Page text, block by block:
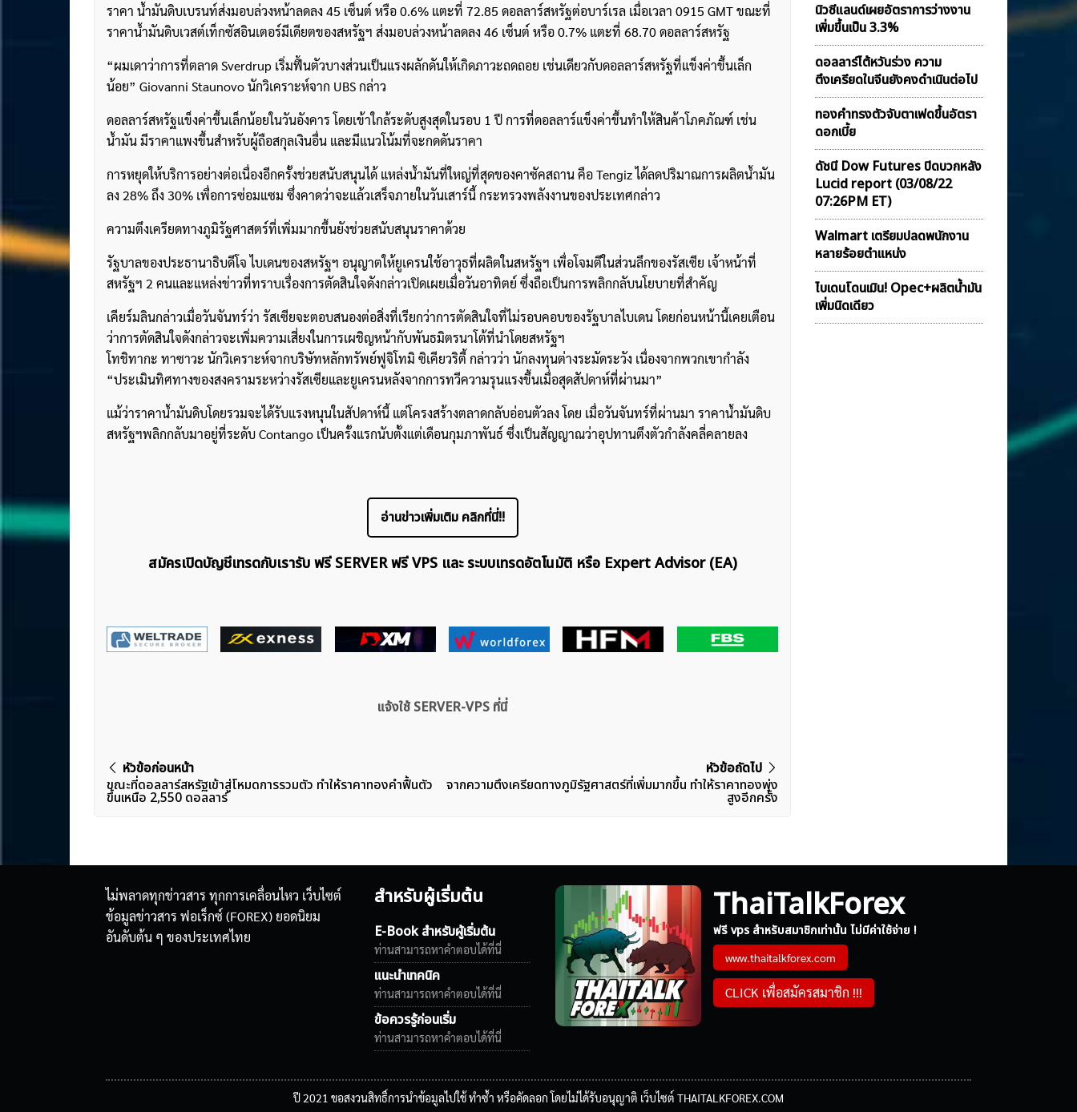
ค้นหา
ราคา น้ำมันดิบเบรนท์ส่งมอบล่วงหน้าลดลง 45 เซ็นต์ หรือ 0.6% แตะที่ 72.85 ดอลลาร์สหรัฐต่อบาร์เรล เมื่อเวลา 0915 GMT ขณะที่
ราคาน้ำมันดิบเวสต์เท็กซัสอินเตอร์มีเดียตของสหรัฐฯ ส่งมอบล่วงหน้าลดลง 46 เซ็นต์ หรือ 0.7% แตะที่ 68.70 ดอลลาร์สหรัฐ
“ผมเดาว่าการที่ตลาด Sverdrup เริ่มฟื้นตัวบางส่วนเป็นแรงผลักดันให้เกิดภาวะถดถอย เช่นเดียวกับดอลลาร์สหรัฐที่แข็งค่าขึ้นเล็ก
น้อย” Giovanni Staunovo นักวิเคราะห์จาก UBS กล่าว
ดอลลาร์สหรัฐแข็งค่าขึ้นเล็กน้อยในวันอังคาร โดยเข้าใกล้ระดับสูงสุดในรอบ 1 ปี การที่ดอลลาร์แข็งค่าขึ้นทำให้สินค้าโภคภัณฑ์ เช่น
น้ำมัน มีราคาแพงขึ้นสำหรับผู้ถือสกุลเงินอื่น และมีแนวโน้มที่จะกดดันราคา
การหยุดให้บริการอย่างต่อเนื่องอีกครั้งช่วยสนับสนุนได้ แหล่งน้ำมันที่ใหญ่ที่สุดของคาซัคสถาน คือ Tengiz ได้ลดปริมาณการผลิตน้ำมัน
ลง 28% ถึง 30% เพื่อการซ่อมแซม ซึ่งคาดว่าจะแล้วเสร็จภายในวันเสาร์นี้ กระทรวงพลังงานของประเทศกล่าว
ความตึงเครียดทางภูมิรัฐศาสตร์ที่เพิ่มมากขึ้นยังช่วยสนับสนุนราคาด้วย
รัฐบาลของประธานาธิบดีโจ ไบเดนของสหรัฐฯ อนุญาตให้ยูเครนใช้อาวุธที่ผลิตในสหรัฐฯ เพื่อโจมตีในส่วนลึกของรัสเซีย เจ้าหน้าที่
สหรัฐฯ 2 คนและแหล่งข่าวที่ทราบเรื่องการตัดสินใจดังกล่าวเปิดเผยเมื่อวันอาทิตย์ ซึ่งถือเป็นการพลิกกลับนโยบายที่สำคัญ
เคียร์มลินกล่าวเมื่อวันจันทร์ว่า รัสเซียจะตอบสนองต่อสิ่งที่เรียกว่าการตัดสินใจที่ไม่รอบคอบของรัฐบาลไบเดน โดยก่อนหน้านี้เคยเตือน
ว่าการตัดสินใจดังกล่าวจะเพิ่มความเสี่ยงในการเผชิญหน้ากับพันธมิตรนาโต้ที่นำโดยสหรัฐฯ
โทชิทากะ ทาซาวะ นักวิเคราะห์จากบริษัทหลักทรัพย์ฟูจิโทมิ ซิเคียวริตี้ กล่าวว่า นักลงทุนต่างระมัดระวัง เนื่องจากพวกเขากำลัง
“ประเมินทิศทางของสงครามระหว่างรัสเซียและยูเครนหลังจากการทวีความรุนแรงขึ้นเมื่อสุดสัปดาห์ที่ผ่านมา”
แม้ว่าราคาน้ำมันดิบโดยรวมจะได้รับแรงหนุนในสัปดาห์นี้ แต่โครงสร้างตลาดกลับอ่อนตัวลง โดย เมื่อวันจันทร์ที่ผ่านมา ราคาน้ำมันดิบ
สหรัฐฯพลิกกลับมาอยู่ที่ระดับ Contango เป็นครั้งแรกนับตั้งแต่เดือนกุมภาพันธ์ ซึ่งเป็นสัญญาณว่าอุปทานตึงตัวกำลังคลี่คลายลง
อ่านข่าวเพิ่มเติม คลิกที่นี่!!
สมัครเปิดบัญชีเทรดกับเรารับ ฟรี SERVER ฟรี VPS และ ระบบเทรดอัตโนมัติ หรือ Expert Advisor (EA)
แจ้งใช้ SERVER-VPS ที่นี่
แนะแนว
เรื่อง
หัวข้อก่อนหน้า
ขณะที่ดอลลาร์สหรัฐเข้าสู่โหมดการรวมตัว ทำให้ราคาทองคำฟื้นตัว
ขึ้นเหนือ 2,550 ดอลลาร์
หัวข้อถัดไป
จากความตึงเครียดทางภูมิรัฐศาสตร์ที่เพิ่มมากขึ้น ทำให้ราคาทองพุ่ง
สูงอีกครั้ง
นิวซีแลนด์เผยอัตราการว่างงาน
เพิ่มขึ้นเป็น 3.3%
ดอลลาร์ไต้หวันร่วง ความ
ตึงเครียดในจีนยังคงดำเนินต่อไป
ทองคำทรงตัวจับตาเฟดขึ้นอัตรา
ดอกเบี้ย
ดัชนี Dow Futures ปิดบวกหลัง
Lucid report (03/08/22
07:26PM ET)
Walmart เตรียมปลดพนักงาน
หลายร้อยตำแหน่ง
ไบเดนโดนเมิน! Opec+ผลิตน้ำมัน
เพิ่มนิดเดียว
ไม่พลาดทุกข่าวสาร ทุกการเคลื่อนไหว เว็บไซต์
ข้อมูลข่าวสาร ฟอเร็กซ์ (FOREX) ยอดนิยม
อันดับต้น ๆ ของประเทศไทย
สำหรับผู้เริ่มต้น
E-Book สำหรับผู้เริ่มต้น
ท่านสามารถหาคำตอบได้ที่นี่
แนะนำเทคนิค
ท่านสามารถหาคำตอบได้ที่นี่
ข้อควรรู้ก่อนเริ่ม
ท่านสามารถหาคำตอบได้ที่นี่
ThaiTalkForex
ฟรี vps สำหรับสมาชิกเท่านั้น ไม่มีค่าใช้จ่าย !
www.thaitalkforex.com
CLICK เพื่อสมัครสมาชิก !!!
ปี 2021 ขอสงวนสิทธิ์การนำข้อมูลไปใช้ ทำซ้ำ หรือคัดลอก โดยไม่ได้รับอนุญาติ เว็บไซต์ THAITALKFOREX.COM